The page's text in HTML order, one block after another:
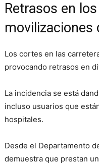
Retrasos en
movilizaciones
Los cortes en las
provocando retrasos en
La incidencia se está
incluso usuarios que
hospitales.
Desde el Departamento
demuestra que prestan